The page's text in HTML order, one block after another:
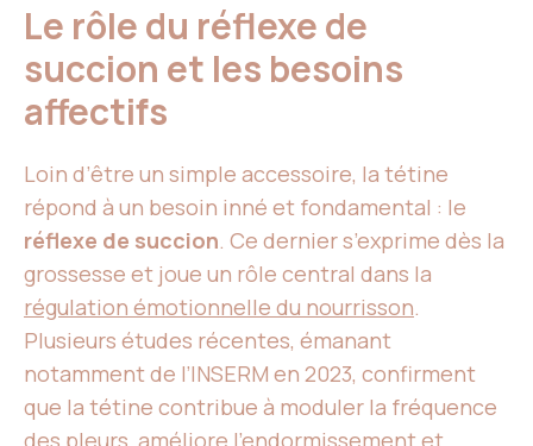
Le rôle du réflexe de
succion et les besoins
affectifs
Loin d’être un simple accessoire, la tétine
répond à un besoin inné et fondamental : le
réflexe de succion. Ce dernier s’exprime dès la
grossesse et joue un rôle central dans la
régulation émotionnelle du nourrisson.
Plusieurs études récentes, émanant
notamment de l’INSERM en 2023, confirment
que la tétine contribue à moduler la fréquence
des pleurs, améliore l’endormissement et